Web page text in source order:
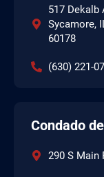
517 Dekalb
Sycamore,
60178
(630) 221-
Condado
290 S Main